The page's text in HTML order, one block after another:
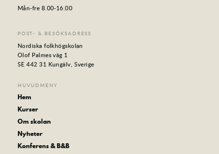
Mån-fre 8.00-16.00
POST- & BESÖKSADRESS
Nordiska folkhögskolan
Olof Palmes väg 1
SE 442 31 Kungälv, Sverige
HUVUDMENY
Hem
Kurser
Om skolan
Nyheter
Konferens & B&B